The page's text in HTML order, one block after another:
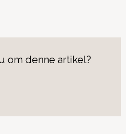
om denne artikel?